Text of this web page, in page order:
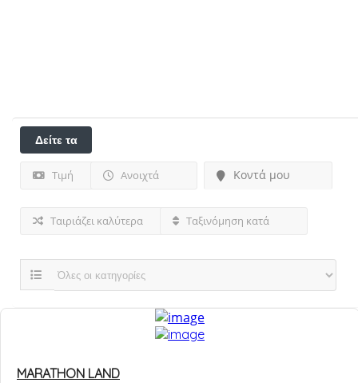
Δείτε τα
φίλτρα
Τιμή Ανοιχτά Κοντά μου
Ταιριάζει καλύτερα Ταξινόμηση κατά
MARATHON LAND